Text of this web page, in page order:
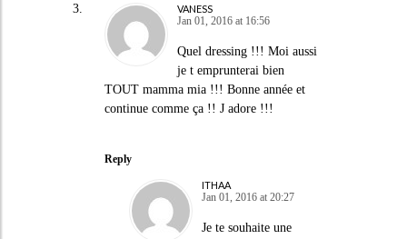
VANESS
Jan 01, 2016 at 16:56
Quel dressing !!! Moi aussi
je t emprunterai bien
TOUT mamma mia !!! Bonne année et
continue comme ça !! J adore !!!
Reply
ITHAA
Jan 01, 2016 at 20:27
Je te souhaite une